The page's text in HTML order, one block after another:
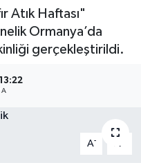
Atık Haftası"
Ormanya’da
gerçekleştirildi.
A- A